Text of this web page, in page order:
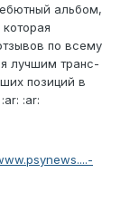
альбом,
по всему
лучшим транс-
позиций в
:ar: